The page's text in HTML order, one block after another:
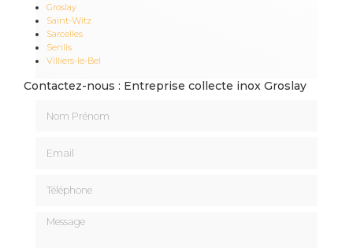
Groslay
Saint-Witz
Sarcelles
Senlis
Villiers-le-Bel
Contactez-nous : Entreprise collecte inox Groslay
Message